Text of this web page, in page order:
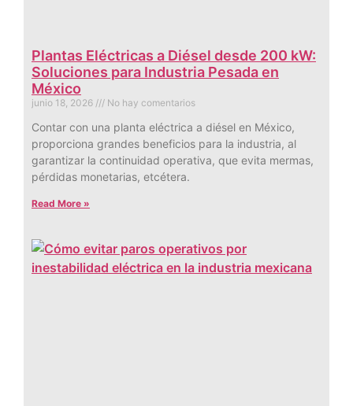
Plantas Eléctricas a Diésel desde 200 kW:
Soluciones para Industria Pesada en
México
junio 18, 2026 No hay comentarios
Contar con una planta eléctrica a diésel en México,
proporciona grandes beneficios para la industria, al
garantizar la continuidad operativa, que evita mermas,
pérdidas monetarias, etcétera.
Read More »